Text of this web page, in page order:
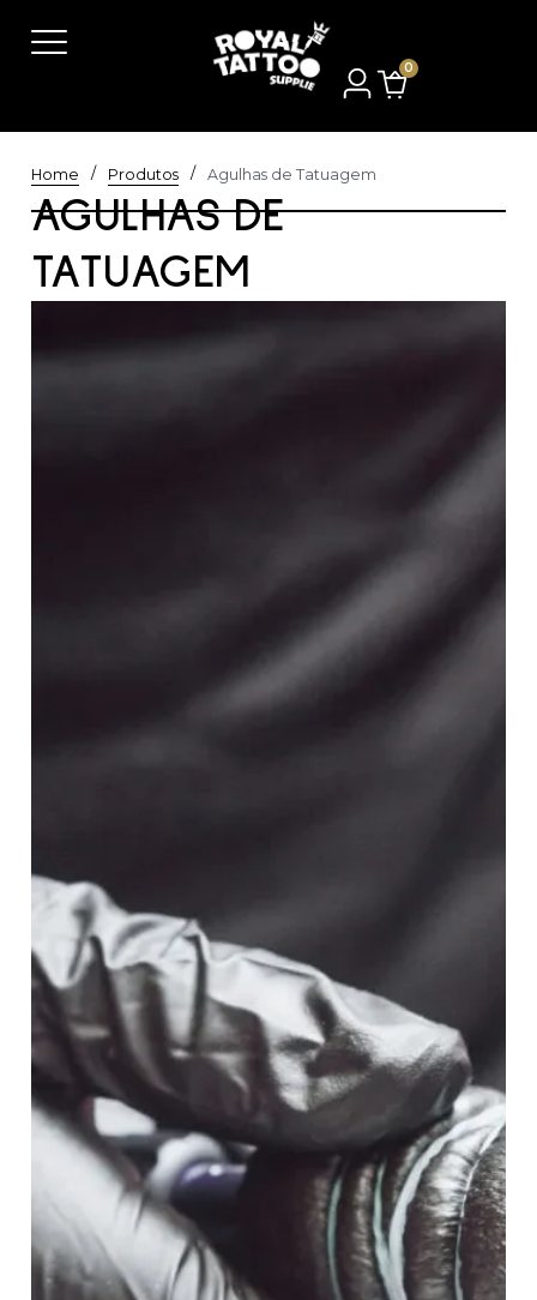
0
Home / Produtos / Agulhas de Tatuagem
AGULHAS DE
TATUAGEM